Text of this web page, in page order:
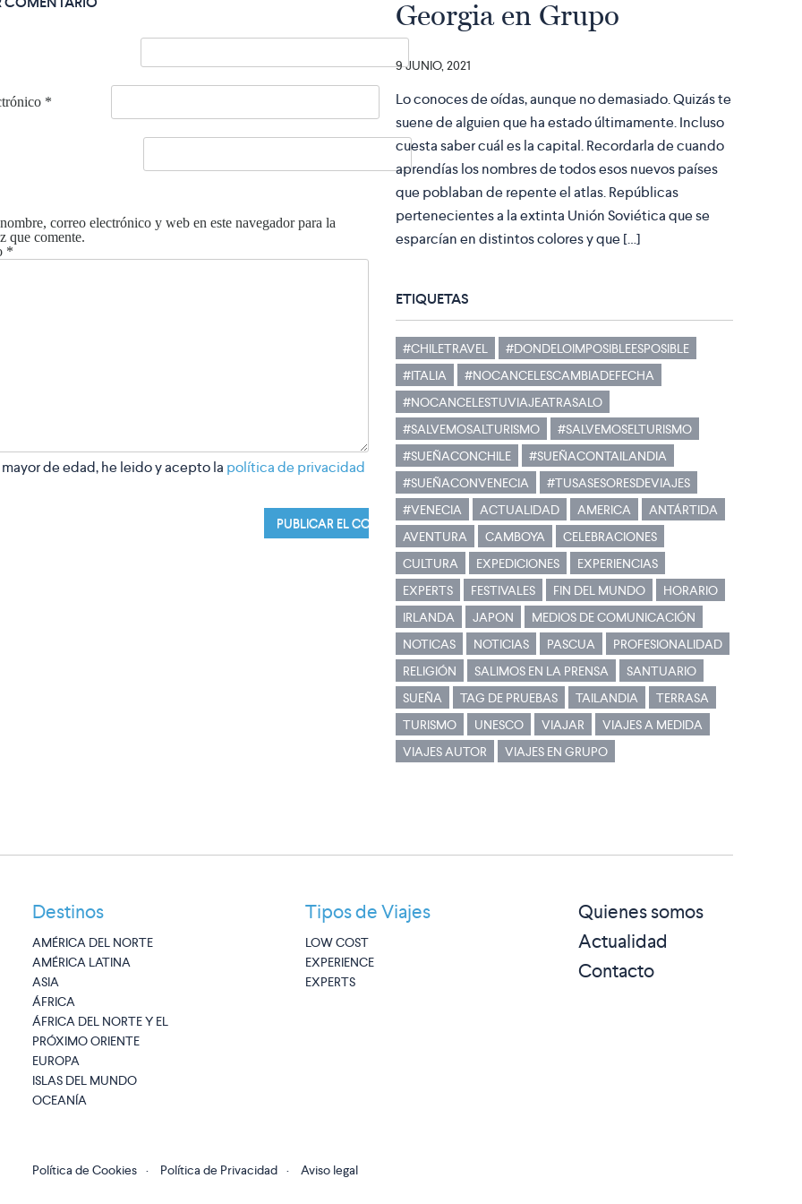
*
correo electrónico y web en este navegador para la
que comente.
*
mayor de edad, he leido y acepto la política de privacidad
Georgia en Grupo
9 JUNIO, 2021
Lo conoces de oídas, aunque no demasiado. Quizás te
suene de alguien que ha estado últimamente. Incluso
cuesta saber cuál es la capital. Recordarla de cuando
aprendías los nombres de todos esos nuevos países
que poblaban de repente el atlas. Repúblicas
pertenecientes a la extinta Unión Soviética que se
esparcían en distintos colores y que […]
ETIQUETAS
#CHILETRAVEL
#DONDELOIMPOSIBLEESPOSIBLE
#ITALIA
#NOCANCELESCAMBIADEFECHA
#NOCANCELESTUVIAJEATRASALO
#SALVEMOSALTURISMO
#SALVEMOSELTURISMO
#SUEÑACONCHILE
#SUEÑACONTAILANDIA
#SUEÑACONVENECIA
#TUSASESORESDEVIAJES
#VENECIA
ACTUALIDAD AMERICA
ANTÁRTIDA
AVENTURA
CAMBOYA
CELEBRACIONES
CULTURA
EXPEDICIONES
EXPERIENCIAS
EXPERTS
FESTIVALES FIN DEL MUNDO
HORARIO
IRLANDA
JAPON
MEDIOS DE COMUNICACIÓN
NOTICAS
NOTICIAS PASCUA
PROFESIONALIDAD
RELIGIÓN
SALIMOS EN LA PRENSA
SANTUARIO
SUEÑA
TAG DE PRUEBAS TAILANDIA
TERRASA
TURISMO
UNESCO VIAJAR
VIAJES A MEDIDA
VIAJES AUTOR
VIAJES EN GRUPO
Destinos
AMÉRICA DEL NORTE
AMÉRICA LATINA
ASIA
ÁFRICA
ÁFRICA DEL NORTE Y EL
PRÓXIMO ORIENTE
EUROPA
ISLAS DEL MUNDO
OCEANÍA
Tipos de Viajes
LOW COST
EXPERIENCE
EXPERTS
Quienes somos
Actualidad
Contacto
Política de Cookies · Política de Privacidad · Aviso legal